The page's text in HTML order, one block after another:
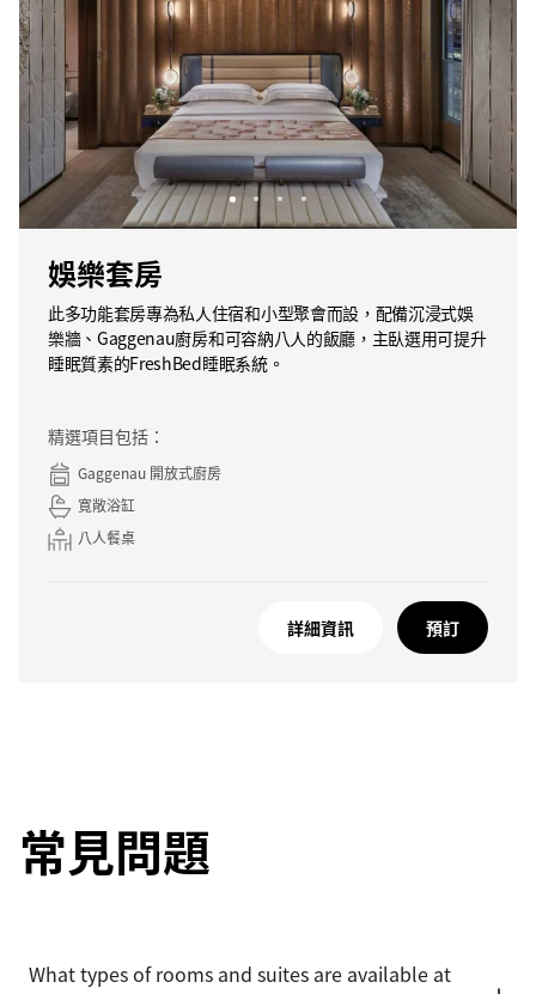
娛樂套房
此多功能套房專為私人住宿和小型聚會而設，配備沉浸式娛
樂牆、Gaggenau廚房和可容納八人的飯廳，主臥選用可提升
睡眠質素的FreshBed睡眠系統。
精選項目包括：
Gaggenau 開放式廚房
寛敞浴缸
八人餐桌
詳細資訊 預訂
常見問題
What types of rooms and suites are available at